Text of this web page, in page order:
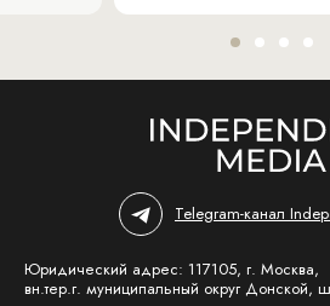
Telegram-канал
Юридический адрес: 117105, г. Москва,
вн.тер.г. муниципальный округ Донской,